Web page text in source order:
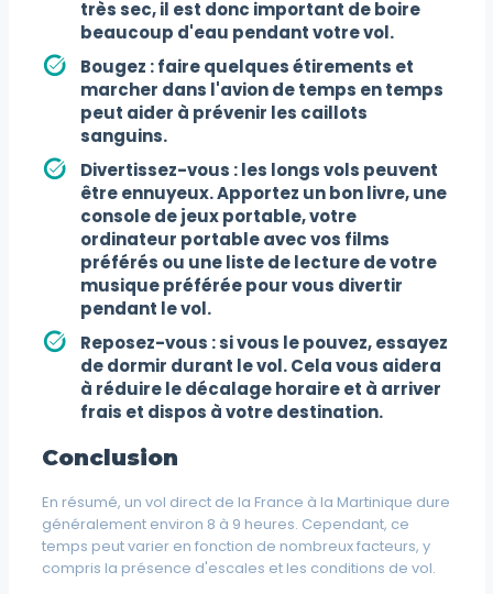
très sec, il est donc important de boire
beaucoup d'eau pendant votre vol.
Bougez :faire quelques étirements et
marcher dans l'avion de temps en temps
peut aider à prévenir les caillots
sanguins.
Divertissez-vous :les longs vols peuvent
être ennuyeux. Apportez un bon livre, une
console de jeux portable, votre
ordinateur portable avec vos films
préférés ou une liste de lecture de votre
musique préférée pour vous divertir
pendant le vol.
Reposez-vous :si vous le pouvez, essayez
de dormir durant le vol. Cela vous aidera
à réduire le décalage horaire et à arriver
frais et dispos à votre destination.
Conclusion
En résumé, un vol direct de la France à la Martinique dure
généralement environ 8 à 9 heures. Cependant, ce
temps peut varier en fonction de nombreux facteurs, y
compris la présence d'escales et les conditions de vol.